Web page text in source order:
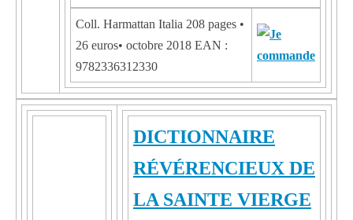
Coll. Harmattan Italia 208 pages •
26 euros• octobre 2018 EAN :
9782336312330
DICTIONNAIRE
RÉVÉRENCIEUX DE
LA SAINTE VIERGE